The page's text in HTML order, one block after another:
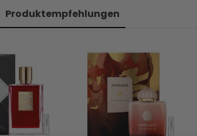
Produktempfehlungen